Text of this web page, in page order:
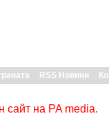
RSS Новини
сайт на PA media.